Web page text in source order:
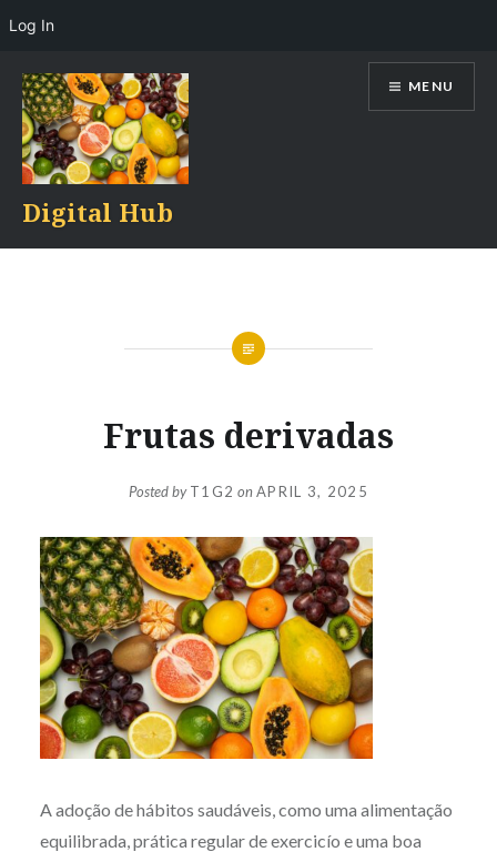
content
Digital Hub
MENU
Frutas derivadas
Posted byT1G2 onAPRIL 3, 2025
A adoção de hábitos saudáveis, como uma alimentação
equilibrada, prática regular de exercicío e uma boa
Log In